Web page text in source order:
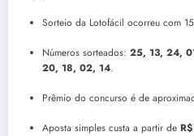
Sorteio da Lotofácil ocorreu com
Números sorteados: 25, 13, 24,
20, 18, 02, 14.
Prêmio do concurso é de
Aposta simples custa a partir de